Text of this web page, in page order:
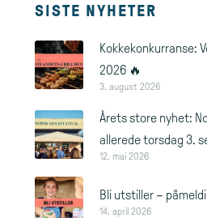
SISTE NYHETER
Kokkekonkurranse:
2026 🔥
3. august 2026
Årets store nyhet:
allerede torsdag 3.
12. mai 2026
Bli utstiller –
14. april 2026